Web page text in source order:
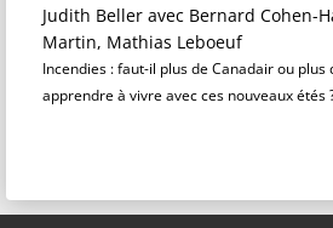
Judith Beller avec Bernard Cohen-
Martin, Mathias Leboeuf
Incendies : faut-il plus de Canadair ou plus
apprendre à vivre avec ces nouveaux étés